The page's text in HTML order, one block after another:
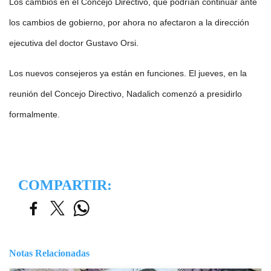
Los cambios en el Concejo Directivo, que podrían continuar ante
los cambios de gobierno, por ahora no afectaron a la dirección
ejecutiva del doctor Gustavo Orsi.
Los nuevos consejeros ya están en funciones. El jueves, en la
reunión del Concejo Directivo, Nadalich comenzó a presidirlo
formalmente.
COMPARTIR:
Notas Relacionadas